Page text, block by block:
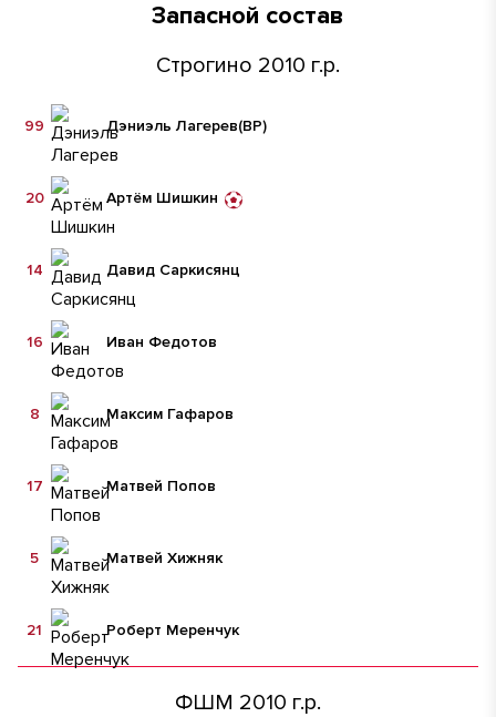
Запасной состав
Строгино 2010 г.р.
Дэниэль Лагерев(ВР)
99
Артём Шишкин
20
Давид Саркисянц
14
Иван Федотов
16
Максим Гафаров
8
Матвей Попов
17
Матвей Хижняк
5
Роберт Меренчук
21
ФШМ 2010 г.р.